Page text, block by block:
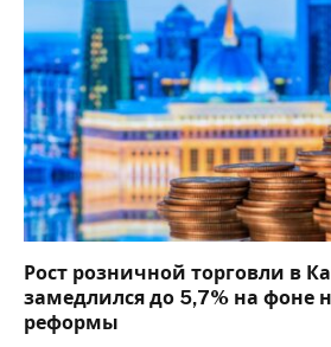
Рост розничной торговли в
замедлился до 5,7% на фоне
реформы